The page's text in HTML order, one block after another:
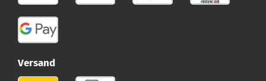
Versand